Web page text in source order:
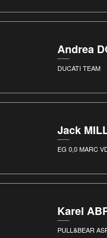
Andrea
DUCATI TEAM
Jack
EG 0,0 MARC
Karel
PULL&BEAR